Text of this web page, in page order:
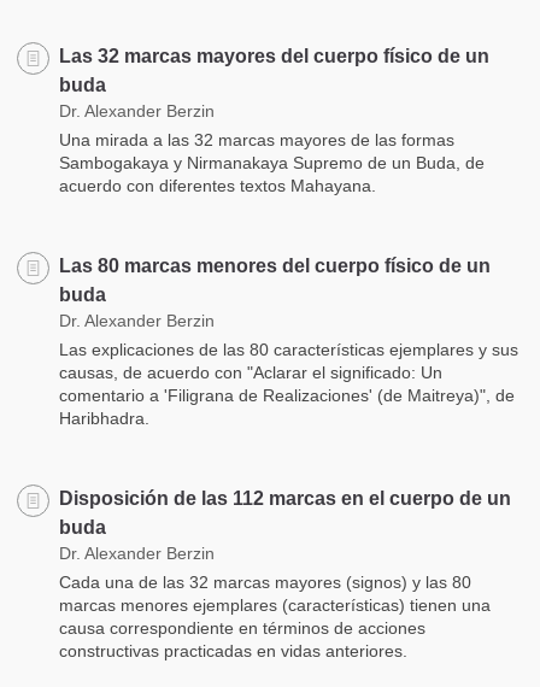
Las 32 marcas mayores del cuerpo físico de un
buda
Dr. Alexander Berzin
Una mirada a las 32 marcas mayores de las formas
Sambogakaya y Nirmanakaya Supremo de un Buda, de
acuerdo con diferentes textos Mahayana.
Las 80 marcas menores del cuerpo físico de un
buda
Dr. Alexander Berzin
Las explicaciones de las 80 características ejemplares y sus
causas, de acuerdo con "Aclarar el significado: Un
comentario a 'Filigrana de Realizaciones' (de Maitreya)", de
Haribhadra.
Disposición de las 112 marcas en el cuerpo de un
buda
Dr. Alexander Berzin
Cada una de las 32 marcas mayores (signos) y las 80
marcas menores ejemplares (características) tienen una
causa correspondiente en términos de acciones
constructivas practicadas en vidas anteriores.